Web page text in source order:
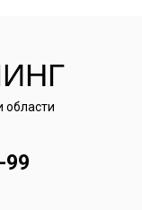
99
области